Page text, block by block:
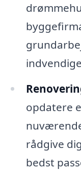
opdatere
rådgive
bedst